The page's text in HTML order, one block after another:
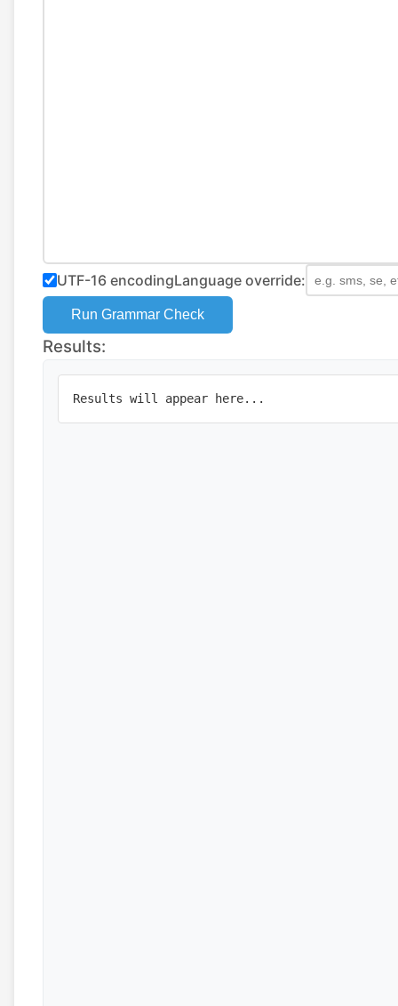
UTF-16 encodingLanguage override:
Run Grammar Check
Results:
Results will appear here...